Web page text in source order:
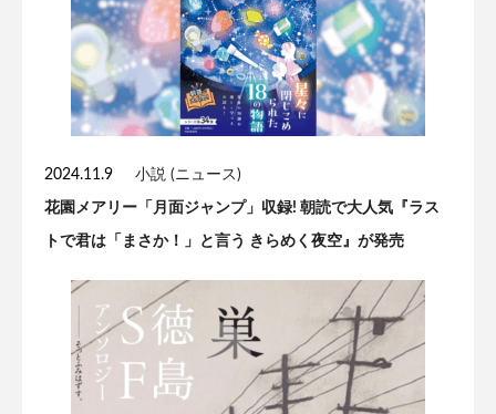
2024.11.9 小説 (ニュース)
花園メアリー「月面ジャンプ」収録! 朝読で大人気『ラス
トで君は「まさか！」と言う きらめく夜空』が発売